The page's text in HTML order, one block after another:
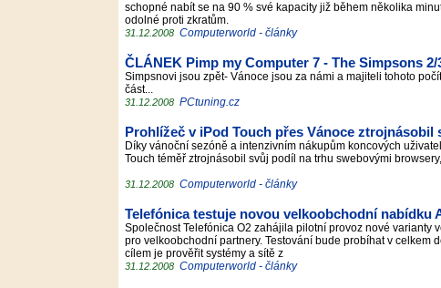
schopné nabít se na 90 % své kapacity již během několika
odolné proti zkratům.
31.12.2008 Computerworld - články
ČLÁNEK Pimp my Computer 7 - The Simpsons 2/
Simpsnovi jsou zpět- Vánoce jsou za námi a majiteli tohoto
část...
31.12.2008 PCtuning.cz
Prohlížeč v iPod Touch přes Vánoce ztrojnásobil
Díky vánoční sezóně a intenzivním nákupům koncových
Touch téměř ztrojnásobil svůj podíl na trhu swebovými
31.12.2008 Computerworld - články
Telefónica testuje novou velkoobchodní nabídku
Společnost Telefónica O2 zahájila pilotní provoz nové varianty
pro velkoobchodní partnery. Testování bude probíhat v celkem
cílem je prověřit systémy a sítě z
31.12.2008 Computerworld - články